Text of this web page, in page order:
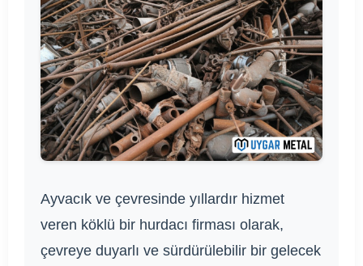
Ayvacık ve çevresinde yıllardır hizmet
veren köklü bir hurdacı firması olarak,
çevreye duyarlı ve sürdürülebilir bir gelecek